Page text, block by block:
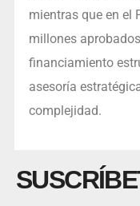
mientras que en el
millones
financiamiento
asesoría
complejidad.